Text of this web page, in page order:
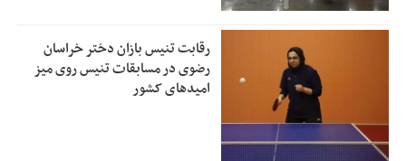
رقابت تنیس بازان دختر خراسان
رضوی در مسابقات تنیس روی میز
امیدهای کشور